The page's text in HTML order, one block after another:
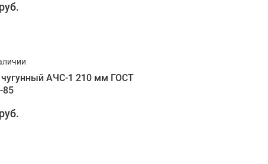
чугунный АЧС-1 210 мм ГОСТ
85